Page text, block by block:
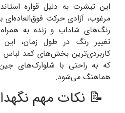
این تیشرت به دلیل قواره
مرغوب، آزادی حرکت
رنگ‌های شاداب و زنده به
تغییر رنگ در طول زمان،
کاربردی‌ترین بخش‌های کمد لباس
که به راحتی با شلوارک‌های
هماهنگ می‌شود.
📝 نکات مهم